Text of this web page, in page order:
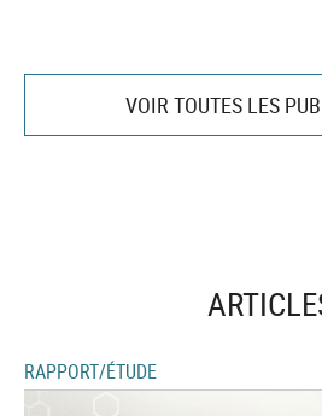
VOIR TOUTES LES
RAPPORT/ÉTUDE